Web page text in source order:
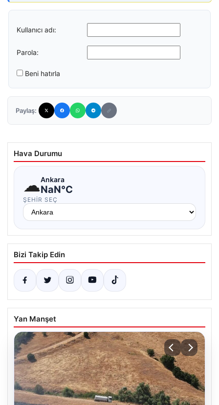
Kullanıcı adı:
Parola:
Beni hatırla
Paylaş:
Hava Durumu
☁Ankara
NaN°C
ŞEHIR SEÇ
Bizi Takip Edin
Yan Manşet